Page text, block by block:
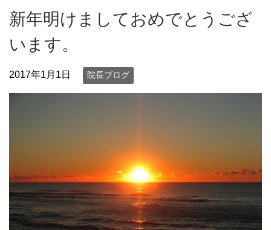
新年明けましておめでとうござ
います。
2017年1月1日 院長ブログ